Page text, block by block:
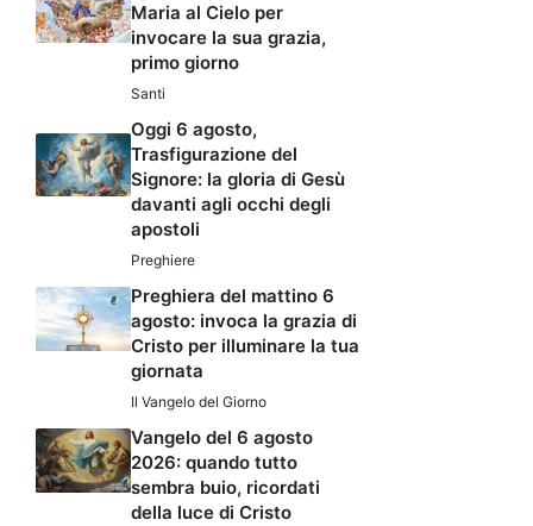
Maria al Cielo per
invocare la sua grazia,
primo giorno
Santi
Oggi 6 agosto,
Trasfigurazione del
Signore: la gloria di Gesù
davanti agli occhi degli
apostoli
Preghiere
Preghiera del mattino 6
agosto: invoca la grazia di
Cristo per illuminare la tua
giornata
Il Vangelo del Giorno
Vangelo del 6 agosto
2026: quando tutto
sembra buio, ricordati
della luce di Cristo